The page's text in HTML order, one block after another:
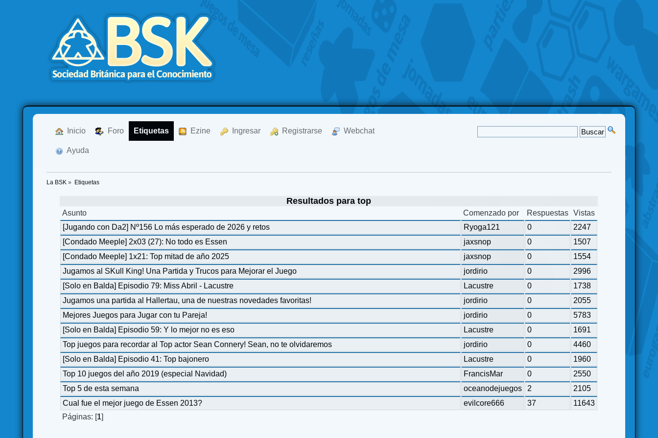
Inicio Foro Etiquetas Ezine Ingresar Registrarse Webchat
Ayuda
La BSK » Etiquetas
Resultados para top
Asunto Comenzado por Respuestas
Vistas
[Jugando con Da2] Nº156 Lo más esperado de 2026 y retos
Ryoga121 0
2247
[Condado Meeple] 2x03 (27): No todo es Essen
jaxsnop 0
1507
[Condado Meeple] 1x21: Top mitad de año 2025
jaxsnop 0
1554
Jugamos al SKull King! Una Partida y Trucos para Mejorar el Juego
jordirio 0
2996
[Solo en Balda] Episodio 79: Miss Abril - Lacustre
Lacustre 0
1738
Jugamos una partida al Hallertau, una de nuestras novedades favoritas!
jordirio 0
2055
Mejores Juegos para Jugar con tu Pareja!
jordirio 0
5783
[Solo en Balda] Episodio 59: Y lo mejor no es eso
Lacustre 0
1691
Top juegos para recordar al Top actor Sean Connery! Sean, no te olvidaremos
jordirio 0
4460
[Solo en Balda] Episodio 41: Top bajonero
Lacustre 0
1960
Top 10 juegos del año 2019 (especial Navidad)
FrancisMar 0
2550
Top 5 de esta semana
oceanodejuegos 2
2105
Cual fue el mejor juego de Essen 2013?
evilcore666 37
11643
Páginas: [1]